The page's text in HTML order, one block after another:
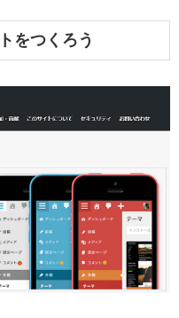
をつくろう